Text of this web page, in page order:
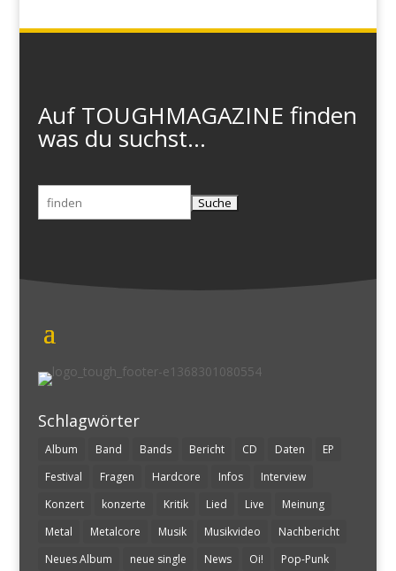
Auf TOUGHMAGAZINE finden
was du suchst...
Suchen
nach:
Schlagwörter
Album Band Bands Bericht CD Daten
EP
Festival
Fragen Hardcore Infos
Interview
Konzert
konzerte Kritik Lied Live
Meinung
Metal
Metalcore Musik Musikvideo
Nachbericht
Neues Album
neue single News Oi! Pop-Punk